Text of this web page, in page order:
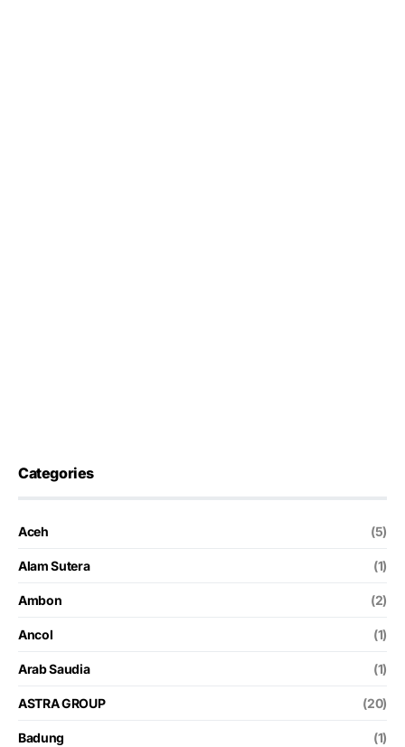
Categories
Aceh (5)
Alam Sutera (1)
Ambon (2)
Ancol (1)
Arab Saudia (1)
ASTRA GROUP (20)
Badung (1)